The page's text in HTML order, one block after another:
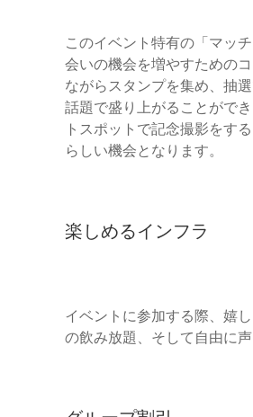
このイベント特有の「マッ
会いの機会を増やすための
ながらスタンプを集め、抽
話題で盛り上がることがで
トスポットで記念撮影をす
らしい機会となります。
楽しめるインフラ
イベントに参加する際、嬉
の飲み放題、そして自由に